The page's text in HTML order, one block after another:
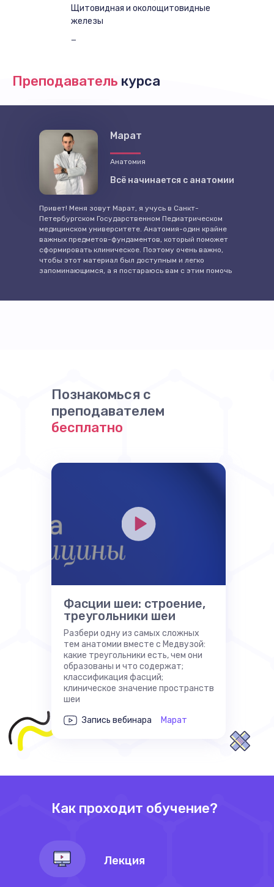
Щитовидная и околощитовидные
железы
Поджелудочная железа.
Преподаватель курса
Марат
Анатомия
Всё начинается с анатомии
Привет! Меня зовут Марат, я учусь в Санкт-
Петербургском Государственном Педиатрическом
медицинском университете. Анатомия-один крайне
важных предметов-фундаментов, который поможет
сформировать клиническое. Поэтому очень важно,
чтобы этот материал был доступным и легко
запоминающимся, а я постараюсь вам с этим помочь
Познакомься с
преподавателем
бесплатно
Фасции шеи: строение,
треугольники шеи
Разбери одну из самых сложных
тем анатомии вместе с Медвузой:
какие треугольники есть, чем они
образованы и что содержат;
классификация фасций;
клиническое значение пространств
шеи
Запись вебинара
Марат
Как проходит обучение?
Лекция